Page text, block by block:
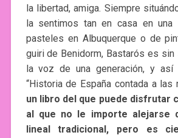
la libertad, amiga. Siempre
la sentimos tan en casa en una
pasteles en Albuquerque o de
guiri de Benidorm, Bastarós es
la voz de una generación, y
“Historia de España contada a las
un libro del que puede disfrutar
al que no le importe alejarse
lineal tradicional, pero es